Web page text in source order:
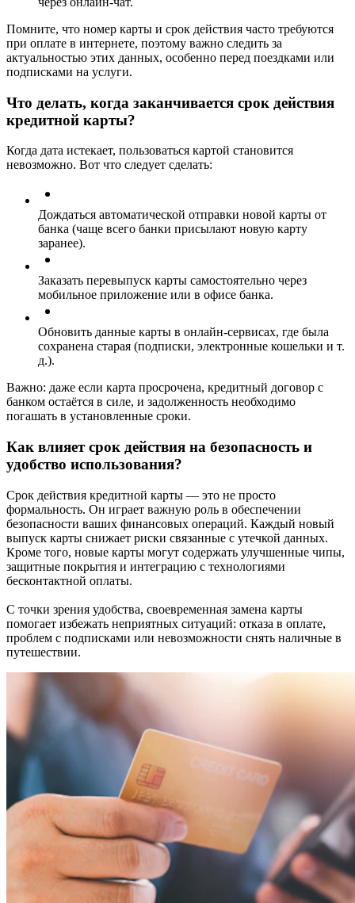
Помните, что номер карты и срок действия часто требуются
при оплате в интернете, поэтому важно следить за
актуальностью этих данных, особенно перед поездками или
подписками на услуги.
Что делать, когда заканчивается срок действия
кредитной карты?
Когда дата истекает, пользоваться картой становится
невозможно. Вот что следует сделать:
Дождаться автоматической отправки новой карты от
банка (чаще всего банки присылают новую карту
заранее).
Заказать перевыпуск карты самостоятельно через
мобильное приложение или в офисе банка.
Обновить данные карты в онлайн-сервисах, где была
сохранена старая (подписки, электронные кошельки и т.
д.).
Важно: даже если карта просрочена, кредитный договор с
банком остаётся в силе, и задолженность необходимо
погашать в установленные сроки.
Как влияет срок действия на безопасность и
удобство использования?
Срок действия кредитной карты — это не просто
формальность. Он играет важную роль в обеспечении
безопасности ваших финансовых операций. Каждый новый
выпуск карты снижает риски связанные с утечкой данных.
Кроме того, новые карты могут содержать улучшенные чипы,
защитные покрытия и интеграцию с технологиями
бесконтактной оплаты.
С точки зрения удобства, своевременная замена карты
помогает избежать неприятных ситуаций: отказа в оплате,
проблем с подписками или невозможности снять наличные в
путешествии.